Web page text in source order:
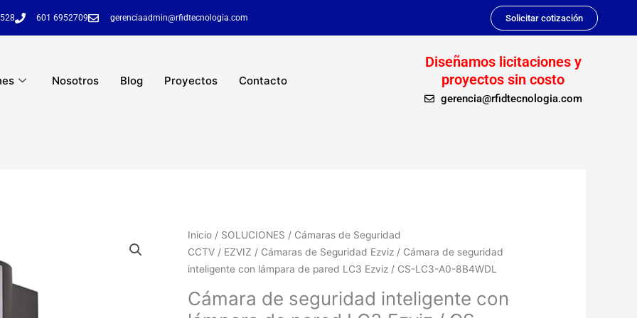
601 6952709 gerenciaadmin@rfidtecnologia.com Solicitar cotización
Nosotros Blog Proyectos Contacto
Diseñamos licitaciones y
proyectos sin costo
gerencia@rfidtecnologia.com
Inicio / SOLUCIONES / Cámaras de Seguridad
CCTV / EZVIZ / Cámaras de Seguridad Ezviz / Cámara de seguridad
inteligente con lámpara de pared LC3 Ezviz / CS-LC3-A0-8B4WDL
Cámara de seguridad inteligente con